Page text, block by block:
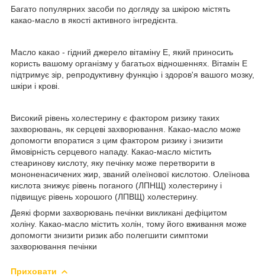
Багато популярних засоби по догляду за шкірою містять
какао-масло в якості активного інгредієнта.
Масло какао - гідний джерело вітаміну Е, який приносить
користь вашому організму у багатьох відношеннях. Вітамін E
підтримує зір, репродуктивну функцію і здоров'я вашого мозку,
шкіри і крові.
Високий рівень холестерину є фактором ризику таких
захворювань, як серцеві захворювання. Какао-масло може
допомогти впоратися з цим фактором ризику і знизити
ймовірність серцевого нападу. Какао-масло містить
стеаринову кислоту, яку печінку може перетворити в
мононенасичених жир, званий олеїнової кислотою. Олеїнова
кислота знижує рівень поганого (ЛПНЩ) холестерину і
підвищує рівень хорошого (ЛПВЩ) холестерину.
Деякі форми захворювань печінки викликані дефіцитом
холіну. Какао-масло містить холін, тому його вживання може
допомогти знизити ризик або полегшити симптоми
захворювання печінки
Приховати